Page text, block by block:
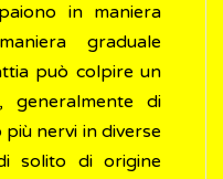
in maniera
graduale
può colpire un
, generalmente di
nervi in diverse
solito di origine